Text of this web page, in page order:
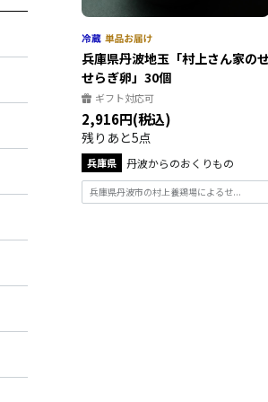
兵庫県丹波地玉「村上さん家の
せらぎ卵」30個
ギフト対応可
2,916円(税込)
残りあと5点
兵庫県 丹波からのおくりもの
兵庫県丹波市の村上養鶏場によるせ...